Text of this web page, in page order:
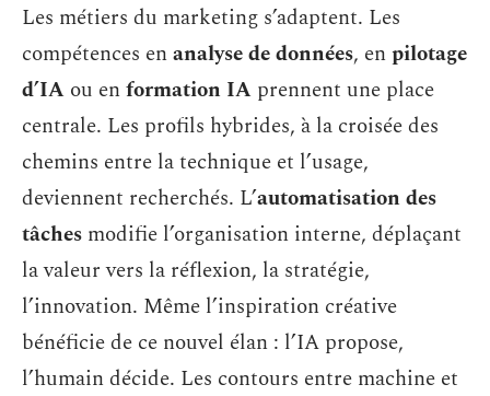
Les métiers du marketing s’adaptent. Les
compétences enanalyse de données, enpilotage
d’IA ou enformation IA prennent une place
centrale. Les profils hybrides, à la croisée des
chemins entre la technique et l’usage,
deviennent recherchés. L’automatisation des
tâches modifie l’organisation interne, déplaçant
la valeur vers la réflexion, la stratégie,
l’innovation. Même l’inspiration créative
bénéficie de ce nouvel élan : l’IA propose,
l’humain décide. Les contours entre machine et